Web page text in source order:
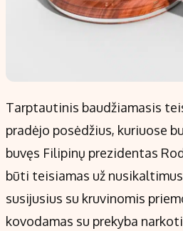
Apie mus
Redakcijos politika
Privatumo politika
Turinio žymėjimo taisyklės
Kontaktai
Regionų naujienos
Tarptautinis baudžiamasis
pradėjo posėdžius, kuriuose
buvęs Filipinų prezidentas
būti teisiamas už
susijusius su kruvinomis
kovodamas su prekyba